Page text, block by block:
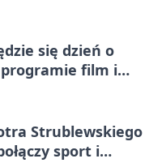
się dzień o
film i
Strublewskiego
sport i